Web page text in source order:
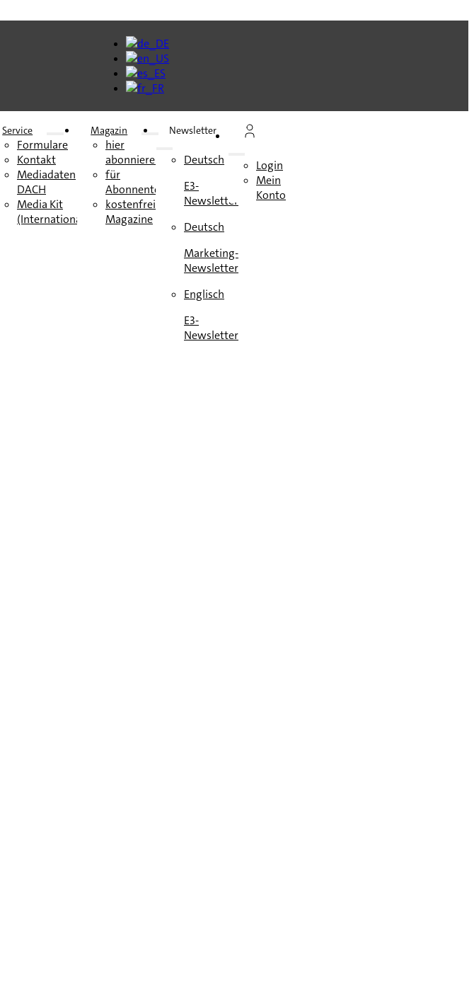
Service
Formulare
Kontakt
Mediadaten
DACH
Media Kit
(International)
Magazin
hier
abonnieren
für
Abonnenten
kostenfreie
Magazine
Newsletter
Deutsch
E3-
Newsletter
Deutsch
Marketing-
Newsletter
Englisch
E3-
Newsletter
Login
Mein
Konto